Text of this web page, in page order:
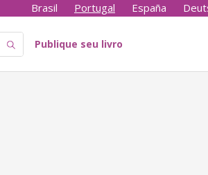
Brasil Portugal España
Publique seu livro